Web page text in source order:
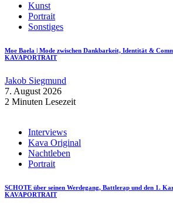
Kunst
Portrait
Sonstiges
Moe Baela | Mode zwischen Dankbarkeit, Identität &
KAVAPORTRAIT
Jakob Siegmund
7. August 2026
2 Minuten Lesezeit
Interviews
Kava Original
Nachtleben
Portrait
SCHOTE über seinen Werdegang, Battlerap und den 1.
KAVAPORTRAIT